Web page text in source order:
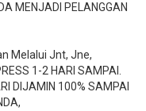
MENJADI PELANGGAN
Melalui Jnt, Jne,
1-2 HARI SAMPAI.
DIJAMIN 100% SAMPAI